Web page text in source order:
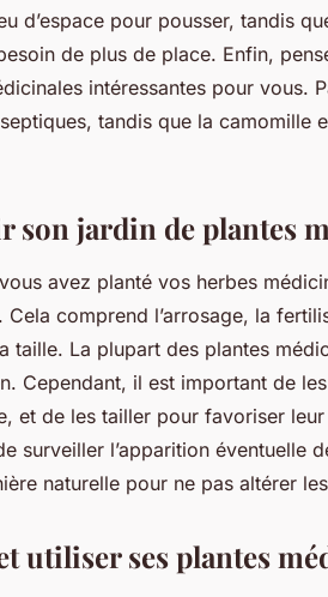
d’espace pour pousser, tandis
de plus de place. Enfin,
intéressantes pour vous.
tandis que la camomille
son jardin de plantes
avez planté vos herbes
Cela comprend l’arrosage, la
taille. La plupart des plantes
Cependant, il est important de
et de les tailler pour favoriser
surveiller l’apparition éventuelle
naturelle pour ne pas altérer
utiliser ses plantes